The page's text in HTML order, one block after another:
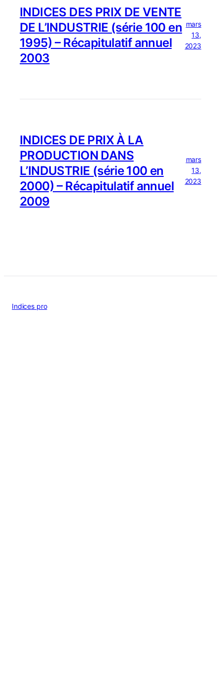
INDICES DES PRIX DE VENTE
DE L’INDUSTRIE (série 100 en
1995) – Récapitulatif annuel
2003
mars
13,
2023
INDICES DE PRIX À LA
PRODUCTION DANS
L’INDUSTRIE (série 100 en
2000) – Récapitulatif annuel
2009
mars
13,
2023
Indices pro